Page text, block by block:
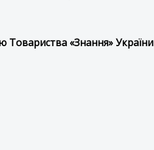
Товариства «Знання» України